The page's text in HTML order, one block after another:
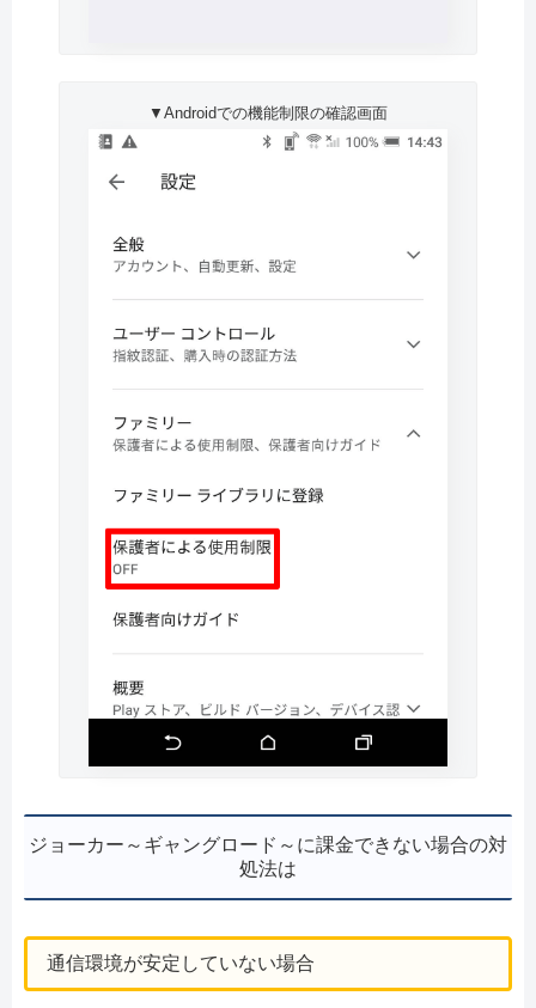
▼Androidでの機能制限の確認画面
ジョーカー～ギャングロード～に課金できない場合の対
処法は
通信環境が安定していない場合